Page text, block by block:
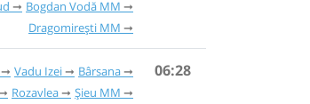
Bogdan Vodă MM
Dragomirești MM
Vadu Izei
Bârsana
Rozavlea
Șieu MM
06:28